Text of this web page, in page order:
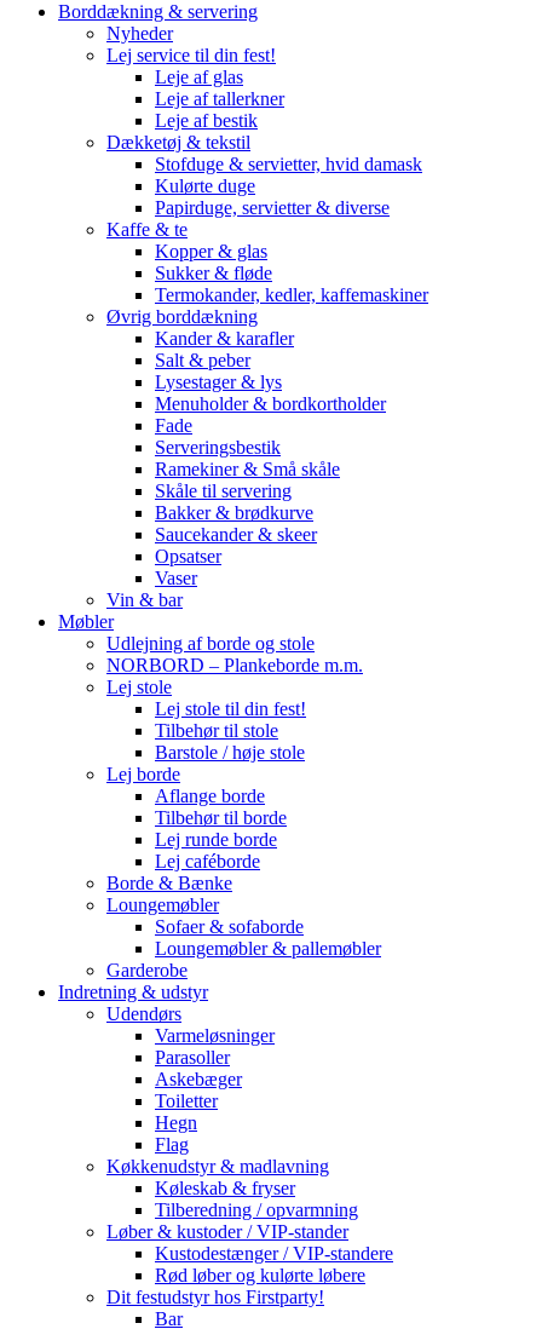
Borddækning & servering
Nyheder
Lej service til din fest!
Leje af glas
Leje af tallerkner
Leje af bestik
Dækketøj & tekstil
Stofduge & servietter, hvid damask
Kulørte duge
Papirduge, servietter & diverse
Kaffe & te
Kopper & glas
Sukker & fløde
Termokander, kedler, kaffemaskiner
Øvrig borddækning
Kander & karafler
Salt & peber
Lysestager & lys
Menuholder & bordkortholder
Fade
Serveringsbestik
Ramekiner & Små skåle
Skåle til servering
Bakker & brødkurve
Saucekander & skeer
Opsatser
Vaser
Vin & bar
Møbler
Udlejning af borde og stole
NORBORD – Plankeborde m.m.
Lej stole
Lej stole til din fest!
Tilbehør til stole
Barstole / høje stole
Lej borde
Aflange borde
Tilbehør til borde
Lej runde borde
Lej caféborde
Borde & Bænke
Loungemøbler
Sofaer & sofaborde
Loungemøbler & pallemøbler
Garderobe
Indretning & udstyr
Udendørs
Varmeløsninger
Parasoller
Askebæger
Toiletter
Hegn
Flag
Køkkenudstyr & madlavning
Køleskab & fryser
Tilberedning / opvarmning
Løber & kustoder / VIP-stander
Kustodestænger / VIP-standere
Rød løber og kulørte løbere
Dit festudstyr hos Firstparty!
Bar